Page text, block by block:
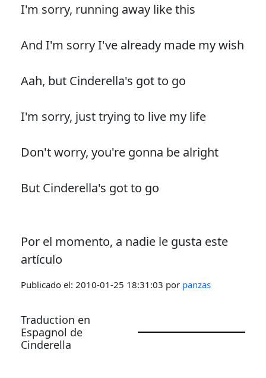
I'm sorry, running away like this
And I'm sorry I've already made my wish
Aah, but Cinderella's got to go
I'm sorry, just trying to live my life
Don't worry, you're gonna be alright
But Cinderella's got to go
Por el momento, a nadie le gusta este
artículo
Publicado el: 2010-01-25 18:31:03 por panzas
Traduction en
Espagnol de
Cinderella